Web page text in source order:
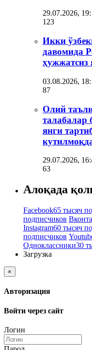
29.07.2026,
123
Икки
давомида
ҳужжатсиз
03.08.2026,
87
Олий
талабалар
янги
29.07.2026,
63
Алоқада
Facebook65 тысяч
подписчиков
Instagram60 тысяч
подписчиков
Одноклассники30
Загрузка
×
Авторизация
Войти через сайт
Логин